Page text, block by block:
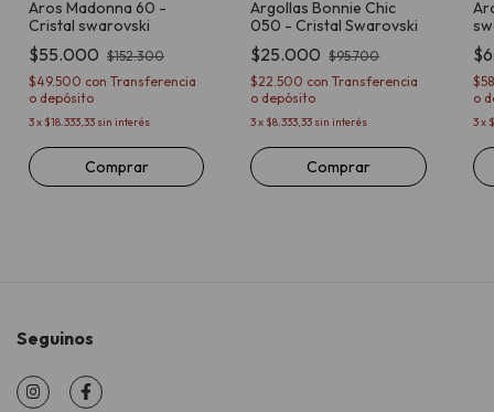
Aros Madonna 60 -
Cristal swarovski
$55.000 $152.300
$49.500 con Transferencia
o depósito
3x $18.333,33 sin interés
Comprar
Argollas Bonnie Chic
050 - Cristal Swarovski
$25.000 $95.700
$22.500 con Transferencia
o depósito
3x $8.333,33 sin interés
Comprar
o
3x
Seguinos